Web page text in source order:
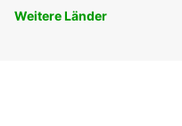
Weitere Länder